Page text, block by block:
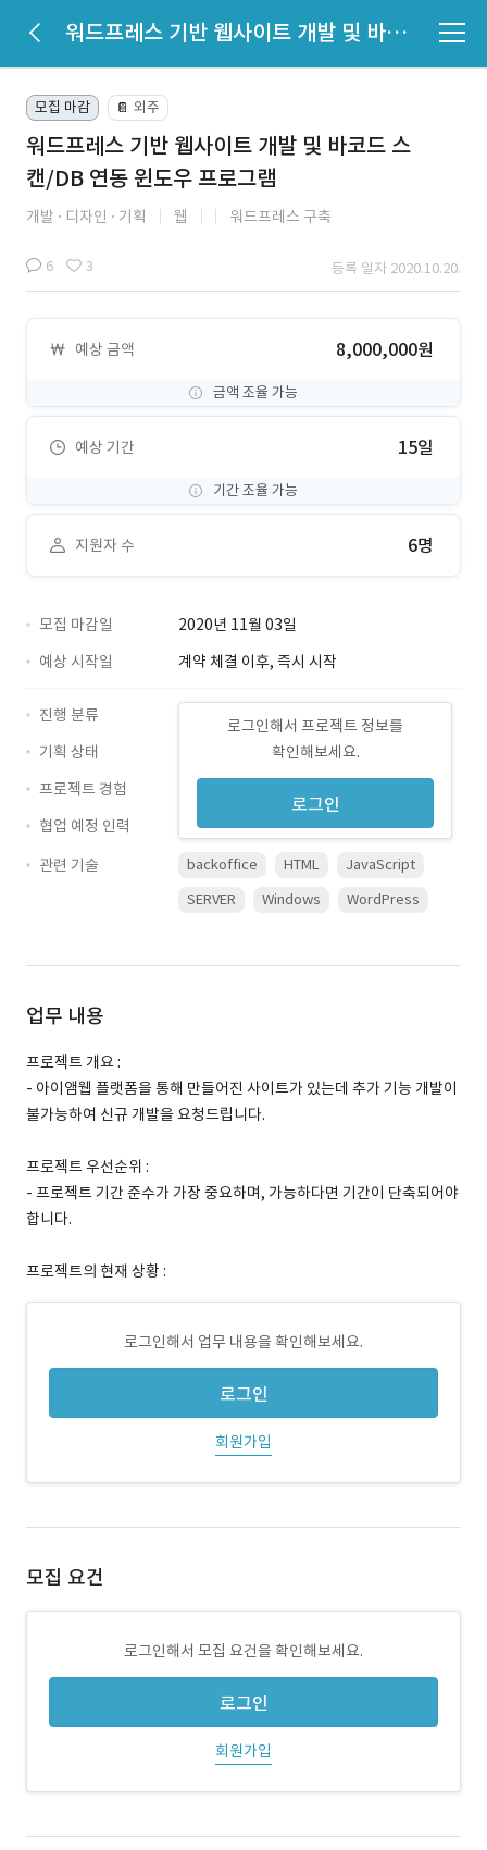
워드프레스 기반 웹사이트 개발 및 바코드 스캔/DB 연동 윈도우 프로그램
모집 마감 📔 외주
워드프레스 기반 웹사이트 개발 및 바코드 스
캔/DB 연동 윈도우 프로그램
개발 디자인 기획 웹 워드프레스 구축
6 3 등록 일자 2020.10.20.
예상 금액 8,000,000원
금액 조율 가능
예상 기간 15일
기간 조율 가능
지원자 수 6명
모집 마감일
2020년 11월 03일
예상 시작일
계약 체결 이후, 즉시 시작
로그인해서 프로젝트 정보를
확인해보세요.
로그인
진행 분류
기획 상태
프로젝트 경험
협업 예정 인력
관련 기술
backoffice HTML
JavaScript
SERVER
Windows WordPress
업무 내용
프로젝트 개요 :
- 아이앰웹 플랫폼을 통해 만들어진 사이트가 있는데 추가 기능 개발이
불가능하여 신규 개발을 요청드립니다.
프로젝트 우선순위 :
- 프로젝트 기간 준수가 가장 중요하며, 가능하다면 기간이 단축되어야
합니다.
프로젝트의 현재 상황 :
로그인해서 업무 내용을 확인해보세요.
로그인
회원가입
모집 요건
로그인해서 모집 요건을 확인해보세요.
로그인
회원가입